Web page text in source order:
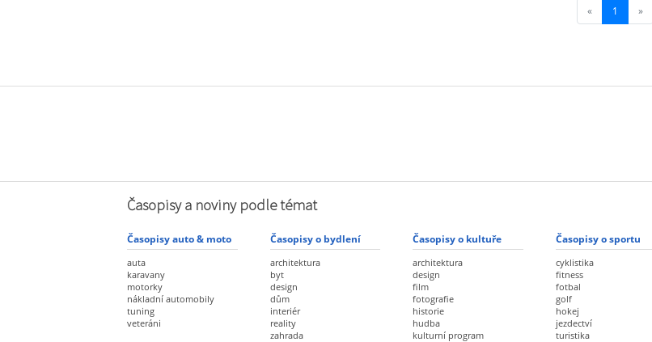
« 1 (current)
»
Časopisy a noviny podle témat
Časopisy auto & moto
auta
karavany
motorky
nákladní automobily
tuning
veteráni
Časopisy o bydlení
architektura
byt
design
dům
interiér
reality
zahrada
Časopisy o kultuře
architektura
design
film
fotografie
historie
hudba
kulturní program
Časopisy o sportu
cyklistika
fitness
fotbal
golf
hokej
jezdectví
turistika